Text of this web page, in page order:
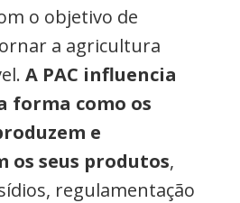
o objetivo de
a agricultura
A PAC influencia
forma como os
e
os seus produtos,
regulamentação